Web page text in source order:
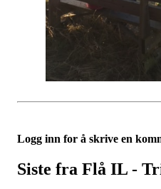
Logg inn for å skrive en
Siste fra Flå IL -